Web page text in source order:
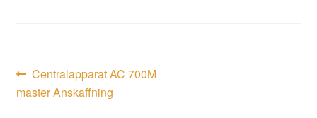
Inläggsnavigering
Föregående
inlägg:
Centralapparat AC 700M
master Anskaffning